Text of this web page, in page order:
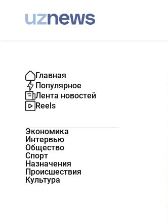
Главная
Популярное
Лента новостей
Reels
Экономика
Интервью
Общество
Спорт
Назначения
Происшествия
Культура